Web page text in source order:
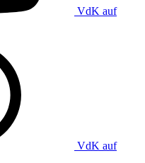
VdK auf
VdK auf